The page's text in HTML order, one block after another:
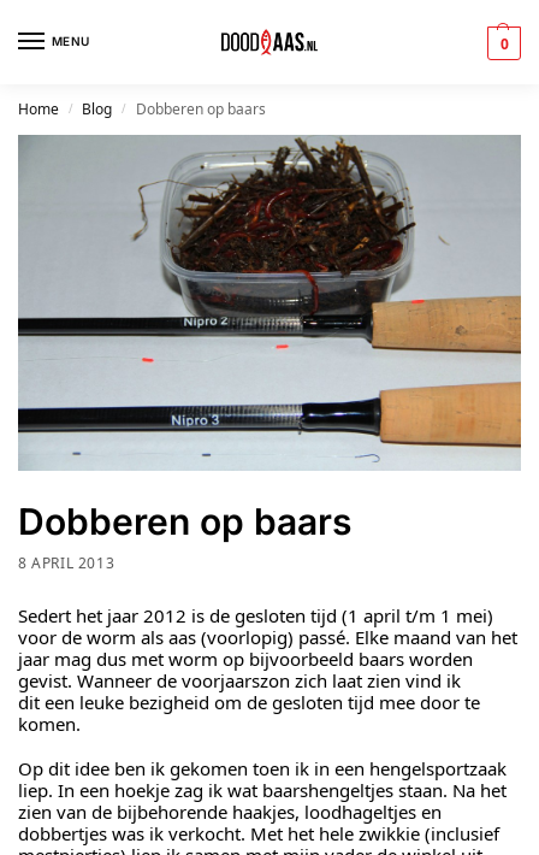
MENU 0
Home / Blog / Dobberen op baars
Dobberen op baars
8 APRIL 2013
Sedert het jaar 2012 is de gesloten tijd (1 april t/m 1 mei)
voor de worm als aas (voorlopig) passé. Elke maand van het
jaar mag dus met worm op bijvoorbeeld baars worden
gevist. Wanneer de voorjaarszon zich laat zien vind ik
dit een leuke bezigheid om de gesloten tijd mee door te
komen.
Op dit idee ben ik gekomen toen ik in een hengelsportzaak
liep. In een hoekje zag ik wat baarshengeltjes staan. Na het
zien van de bijbehorende haakjes, loodhageltjes en
dobbertjes was ik verkocht. Met het hele zwikkie (inclusief